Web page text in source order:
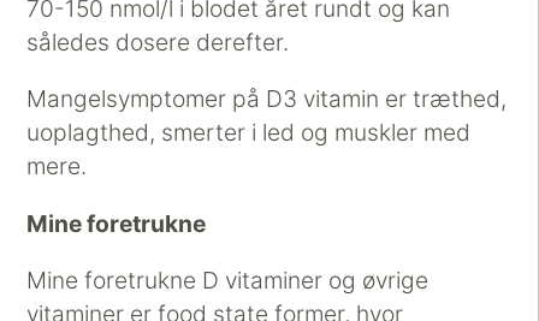
70-150 nmol/l i blodet året rundt og kan
således dosere derefter.
Mangelsymptomer på D3 vitamin er træthed,
uoplagthed, smerter i led og muskler med
mere.
Mine foretrukne
Mine foretrukne D vitaminer og øvrige
vitaminer er food state former, hvor